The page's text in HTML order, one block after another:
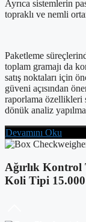
Ayrıca sistemlerin
topraklı ve nemli
Paketleme
toplam gramajı da
satış noktaları için
güveni açısından
raporlama özellikleri
dönük analiz
Devamını Oku
Ağırlık Kontrol
Koli Tipi